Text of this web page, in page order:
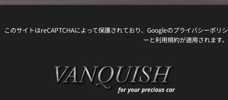
このサイトはreCAPTCHAによって保護されており、Googleのプライバシーポリシ
ーと利用規約が適用されます。